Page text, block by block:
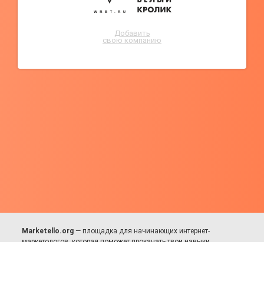
Добавить
свою компанию
Marketello.org — площадка для начинающих интернет-
маркетологов, которая поможет прокачать твои навыки.